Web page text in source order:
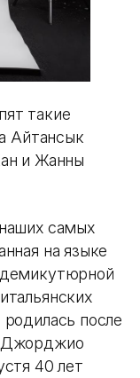
такие
Айтансык
и Жанны
самых
на языке
после
Джорджио
40 лет